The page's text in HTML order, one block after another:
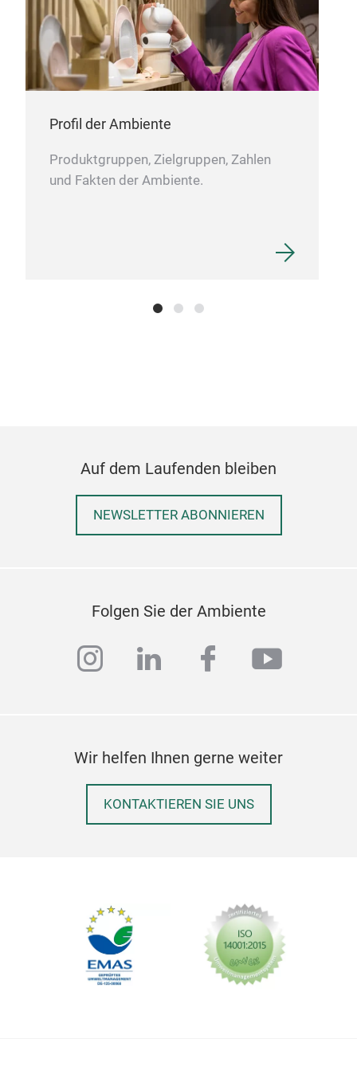
Profil der Ambiente
Produktgruppen, Zielgruppen, Zahlen
und Fakten der Ambiente.
Auf dem Laufenden bleiben
NEWSLETTER ABONNIEREN
Folgen Sie der Ambiente
instagram
linkedinfacebook
Wir helfen Ihnen gerne weiter
KONTAKTIEREN SIE UNS